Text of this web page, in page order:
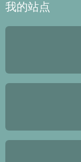
我的站点